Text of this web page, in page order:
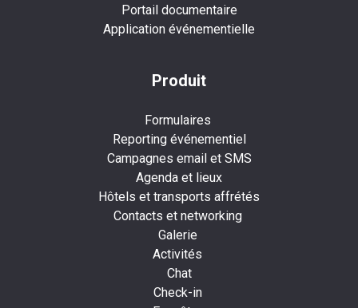
Portail documentaire
Application événementielle
Produit
Formulaires
Reporting événementiel
Campagnes email et SMS
Agenda et lieux
Hôtels et transports affrétés
Contacts et networking
Galerie
Activités
Chat
Check-in